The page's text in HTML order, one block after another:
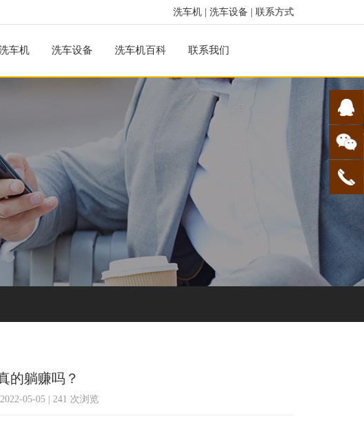
洗车机 洗车设备 联系方式
车机 洗车设备 洗车机百科 联系我们
的躺赚吗？
05-05 | 241 次浏览